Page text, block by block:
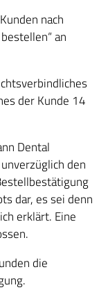
nach
an
der Kunde 14
Dental
den
dar, es sei denn
erklärt. Eine
die